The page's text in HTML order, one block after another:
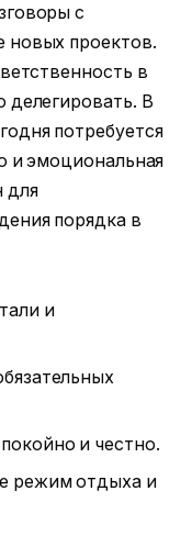
с
новых проектов.
в
В
потребуется
и эмоциональная
для
порядка в
и
и честно.
режим отдыха и